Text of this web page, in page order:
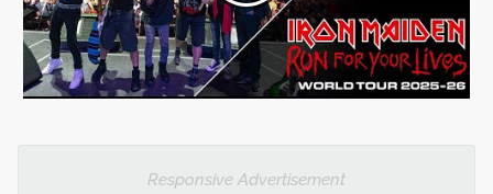
Responsive Advertisement